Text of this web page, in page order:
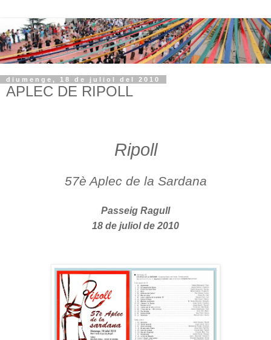
diumenge, 18 de juliol del 2010
APLEC DE RIPOLL
Ripoll
57è Aplec de la Sardana
Passeig Ragull
18 de juliol de 2010